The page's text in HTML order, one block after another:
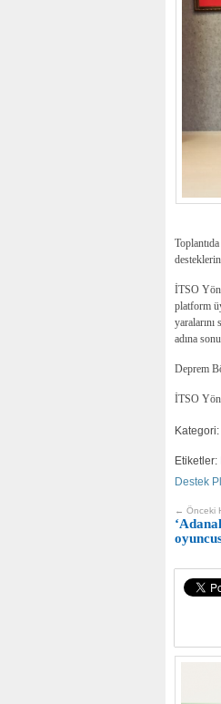
İTSO
platform
adına
Deprem
İTSO
Kategori:
Etiketler:
Destek
← Önceki